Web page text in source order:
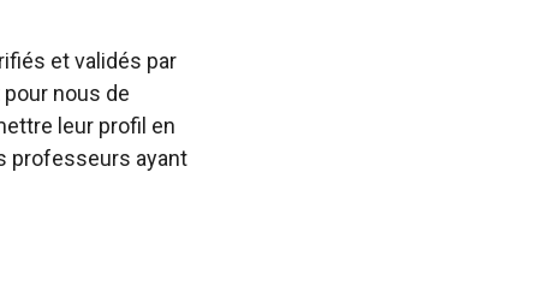
et validés par
nous de
leur profil en
professeurs ayant